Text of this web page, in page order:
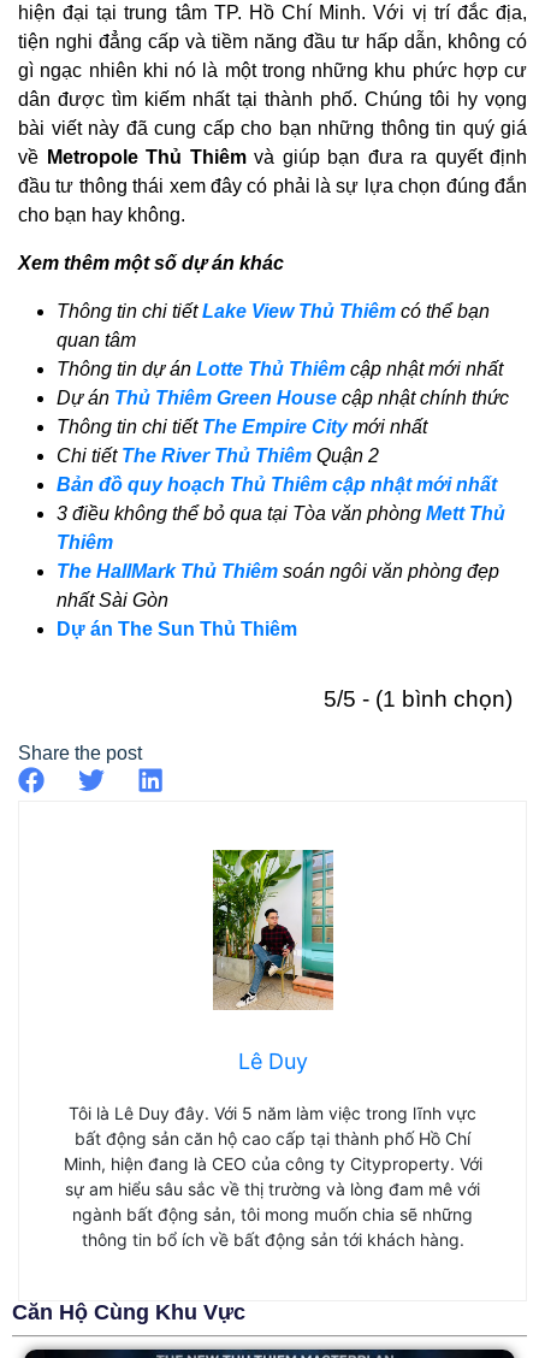
hiện đại tại trung tâm TP. Hồ Chí Minh. Với vị trí đắc địa,
tiện nghi đẳng cấp và tiềm năng đầu tư hấp dẫn, không có
gì ngạc nhiên khi nó là một trong những khu phức hợp cư
dân được tìm kiếm nhất tại thành phố. Chúng tôi hy vọng
bài viết này đã cung cấp cho bạn những thông tin quý giá
về Metropole Thủ Thiêmvà giúp bạn đưa ra quyết định
đầu tư thông thái xem đây có phải là sự lựa chọn đúng đắn
cho bạn hay không.
Xem thêm một số dự án khác
Thông tin chi tiếtLake View Thủ Thiêm có thể bạn
quan tâm
Thông tin dự án Lotte Thủ Thiêm cập nhật mới nhất
Dự án Thủ Thiêm Green House cập nhật chính thức
Thông tin chi tiết The Empire Citymới nhất
Chi tiết The River Thủ Thiêm Quận 2
Bản đồ quy hoạch Thủ Thiêm cập nhật mới nhất
3 điều không thể bỏ qua tại Tòa văn phòng Mett Thủ
Thiêm
The HallMark Thủ Thiêm soán ngôi văn phòng đẹp
nhất Sài Gòn
Dự án The Sun Thủ Thiêm
5/5 - (1 bình chọn)
Share the post
Lê Duy
Tôi là Lê Duy đây. Với 5 năm làm việc trong lĩnh vực
bất động sản căn hộ cao cấp tại thành phố Hồ Chí
Minh, hiện đang là CEO của công ty Cityproperty. Với
sự am hiểu sâu sắc về thị trường và lòng đam mê với
ngành bất động sản, tôi mong muốn chia sẽ những
thông tin bổ ích về bất động sản tới khách hàng.
Căn Hộ Cùng Khu Vực